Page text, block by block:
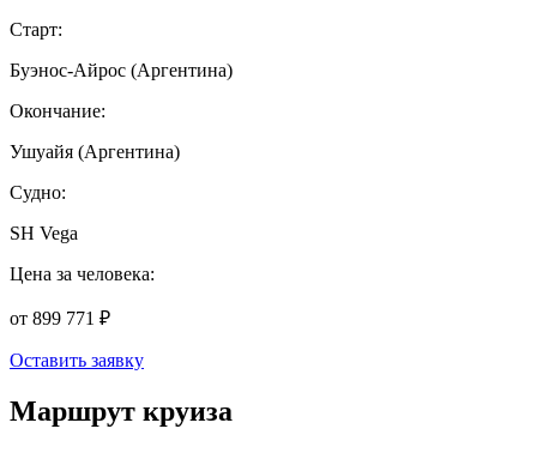
Старт:
Буэнос-Айрос (Аргентина)
Окончание:
Ушуайя (Аргентина)
Судно:
SH Vega
Цена за человека:
от 899 771 ₽
Оставить заявку
Маршрут круиза